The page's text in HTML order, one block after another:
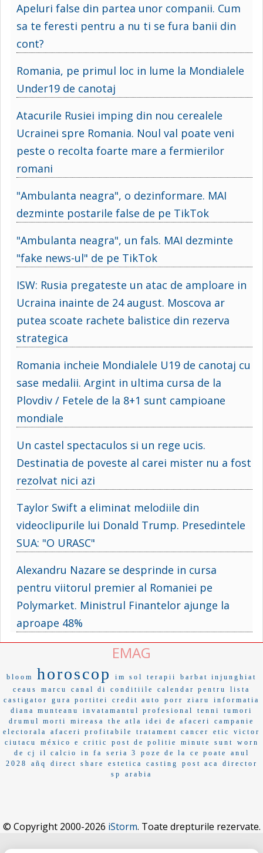
Apeluri false din partea unor companii. Cum
sa te feresti pentru a nu ti se fura banii din
cont?
Romania, pe primul loc in lume la Mondialele
Under19 de canotaj
Atacurile Rusiei imping din nou cerealele
Ucrainei spre Romania. Noul val poate veni
peste o recolta foarte mare a fermierilor
romani
"Ambulanta neagra", o dezinformare. MAI
dezminte postarile false de pe TikTok
"Ambulanta neagra", un fals. MAI dezminte
"fake news-ul" de pe TikTok
ISW: Rusia pregateste un atac de amploare in
Ucraina inainte de 24 august. Moscova ar
putea scoate rachete balistice din rezerva
strategica
Romania incheie Mondialele U19 de canotaj cu
sase medalii. Argint in ultima cursa de la
Plovdiv / Fetele de la 8+1 sunt campioane
mondiale
Un castel spectaculos si un rege ucis.
Destinatia de poveste al carei mister nu a fost
rezolvat nici azi
Taylor Swift a eliminat melodiile din
videoclipurile lui Donald Trump. Presedintele
SUA: "O URASC"
Alexandru Nazare se desprinde in cursa
pentru viitorul premier al Romaniei pe
Polymarket. Ministrul Finantelor ajunge la
aproape 48%
EMAG
bloom horoscop im sol terapii
barbat injunghiat
ceaus
marcu canal di conditiile calendar pentru
lista
castigator
gura portitei credit auto porr ziaru
informatia
diana munteanu
invatamantul profesional tenni
tumori
drumul morti
mireasa the atla idei de afaceri
campanie
electorala
afaceri profitabile tratament cancer etic
victor
ciutacu
méxico e critic post de politie minute sunt
worn
de cj
il calcio in fa seria 3 poze de la ce poate
anul
2028
añq direct share estetica casting post aca
director
sp
arabia
© Copyright 2000-2026 iStorm. Toate drepturile rezervate.